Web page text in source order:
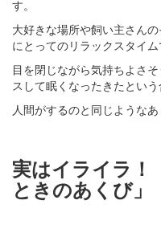
す。
大好きな場所や飼い主さん
にとってのリラックスタイム
目を閉じながら気持ちよさ
スして眠くなったきたという
人間がするのと同じようなあ
実はイライラ！
ときのあくび」